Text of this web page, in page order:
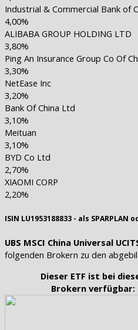
Industrial & Commercial Bank of
4,00%
ALIBABA GROUP HOLDING LTD
3,80%
Ping An Insurance Group Co Of
3,30%
NetEase Inc
3,20%
Bank Of China Ltd
3,10%
Meituan
3,10%
BYD Co Ltd
2,70%
XIAOMI CORP
2,20%
ISIN LU1953188833 - als SPARPLAN
UBS MSCI China Universal
folgenden Brokern zu den
Dieser ETF ist bei
Brokern verfügbar: